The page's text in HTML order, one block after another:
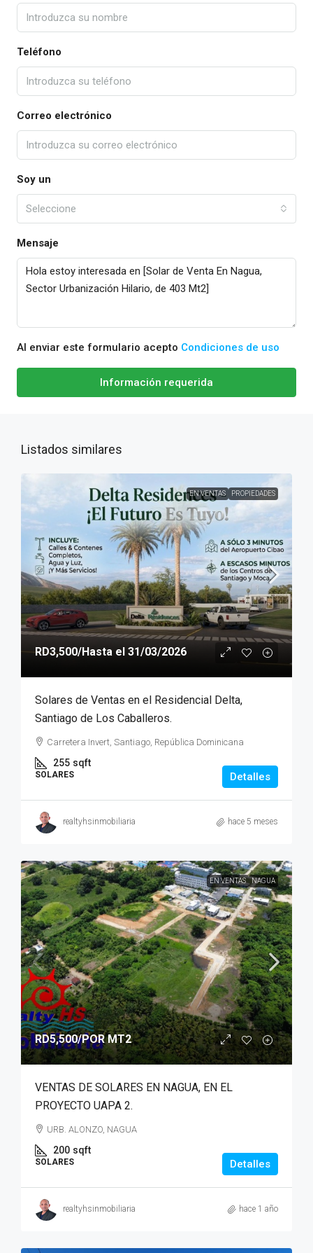
Teléfono
Correo electrónico
Soy un
Seleccione
Mensaje
Al enviar este formulario acepto Condiciones de uso
Información requerida
Listados similares
EN VENTAS PROPIEDADES
RD3,500/Hasta el 31/03/2026
Solares de Ventas en el Residencial Delta,
Santiago de Los Caballeros.
Carretera Invert, Santiago, República Dominicana
255 sqft
SOLARES Detalles
realtyhsinmobiliaria hace 5 meses
EN VENTAS NAGUA
RD5,500/POR MT2
VENTAS DE SOLARES EN NAGUA, EN EL
PROYECTO UAPA 2.
URB. ALONZO, NAGUA
200 sqft
SOLARES Detalles
realtyhsinmobiliaria hace 1 año